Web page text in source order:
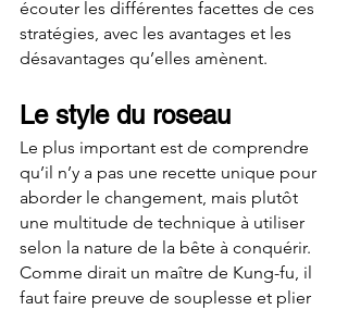
écouter les différentes facettes de ces
stratégies, avec les avantages et les
désavantages qu’elles amènent.
Le style du roseau
Le plus important est de comprendre
qu’il n’y a pas une recette unique pour
aborder le changement, mais plutôt
une multitude de technique à utiliser
selon la nature de la bête à conquérir.
Comme dirait un maître de Kung-fu, il
faut faire preuve de souplesse et plier